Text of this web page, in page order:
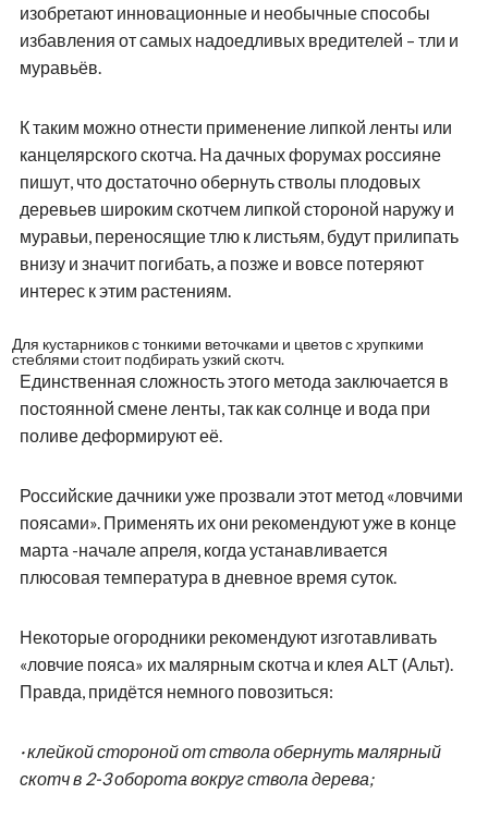
изобретают инновационные и необычные способы
избавления от самых надоедливых вредителей – тли и
муравьёв.
К таким можно отнести применение липкой ленты или
канцелярского скотча. На дачных форумах россияне
пишут, что достаточно обернуть стволы плодовых
деревьев широким скотчем липкой стороной наружу и
муравьи, переносящие тлю к листьям, будут прилипать
внизу и значит погибать, а позже и вовсе потеряют
интерес к этим растениям.
Для кустарников с тонкими веточками и цветов с хрупкими
стеблями стоит подбирать узкий скотч.
Единственная сложность этого метода заключается в
постоянной смене ленты, так как солнце и вода при
поливе деформируют её.
Российские дачники уже прозвали этот метод «ловчими
поясами». Применять их они рекомендуют уже в конце
марта -начале апреля, когда устанавливается
плюсовая температура в дневное время суток.
Некоторые огородники рекомендуют изготавливать
«ловчие пояса» их малярным скотча и клея ALT (Альт).
Правда, придётся немного повозиться:
· клейкой стороной от ствола обернуть малярный
скотч в 2-3 оборота вокруг ствола дерева;